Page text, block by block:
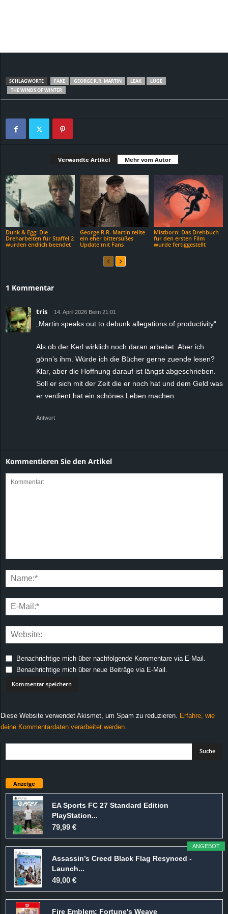
SCHLAGWORTE FAKE GEORGE R.R. MARTIN LEAK
LÜGE
THE WINDS OF WINTER
Verwandte Artikel Mehr vom Autor
Dunk & Egg: Die
Dreharbeiten für Staffel 2
wurden endlich beendet
George R.R. Martin teilte
ein eher bittersüßes
Update mit Fans
Mistborn: Das Drehbuch
für den ersten Film
wurde fertiggestellt
1 Kommentar
tris 14. April 2026 Beim 21:01
„Martin speaks out to debunk allegations of productivity“
Als ob der Kerl wirklich noch daran arbeitet. Aber ich
gönn’s ihm. Würde ich die Bücher gerne zuende lesen?
Klar, aber die Hoffnung darauf ist längst abgeschrieben.
Soll er sich mit der Zeit die er noch hat und dem Geld was
er verdient hat ein schönes Leben machen.
Antwort
Kommentieren Sie den Artikel
Benachrichtige mich über nachfolgende Kommentare via E-Mail.
Benachrichtige mich über neue Beiträge via E-Mail.
Diese Website verwendet Akismet, um Spam zu reduzieren.
Erfahre, wie
deine Kommentardaten verarbeitet werden.
Anzeige
EA Sports FC 27 Standard Edition
PlayStation...
79,99 €
ANGEBOT
Assassin’s Creed Black Flag Resynced -
Launch...
49,00 €
Fire Emblem: Fortune's Weave